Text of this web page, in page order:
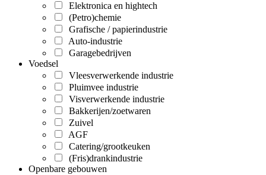
Elektronica en hightech
(Petro)chemie
Grafische / papierindustrie
Auto-industrie
Garagebedrijven
Voedsel
Vleesverwerkende industrie
Pluimvee industrie
Visverwerkende industrie
Bakkerijen/zoetwaren
Zuivel
AGF
Catering/grootkeuken
(Fris)drankindustrie
Openbare gebouwen